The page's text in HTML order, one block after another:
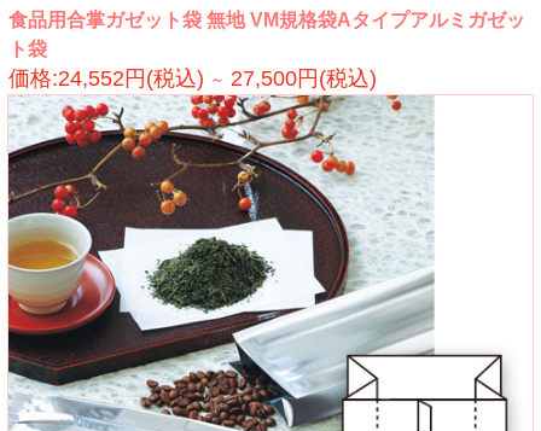
食品用合掌ガゼット袋 無地 VM規格袋Aタイプアルミガゼッ
ト袋
価格:24,552円(税込) ～ 27,500円(税込)